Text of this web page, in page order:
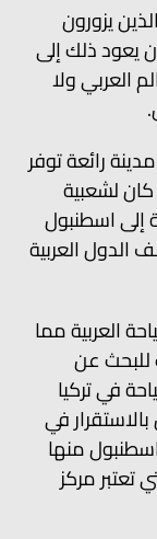
يزورون
يعود ذلك إلى
العربي ولا
رائعة توفر
كان لشعبية
إلى اسطنبول
العربية
العربية مما
للبحث عن
في تركيا
في
منها
مركز